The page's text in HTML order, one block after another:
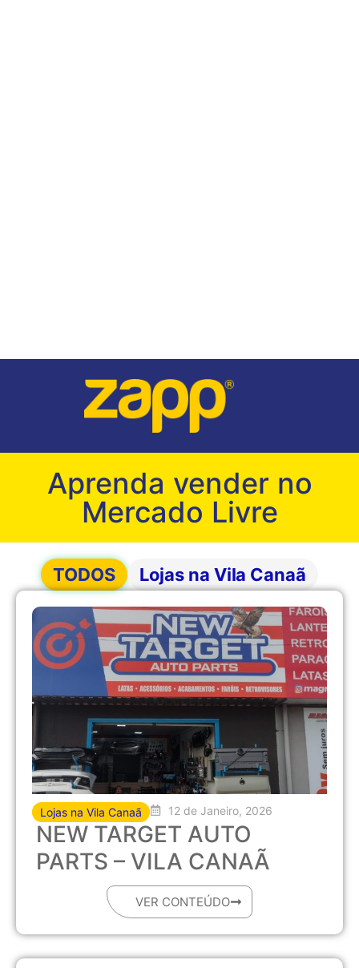
Aprenda vender no
Mercado Livre
Lojas na Vila Canaã
TODOS
Lojas na Vila Canaã 12 de Janeiro, 2026
NEW TARGET AUTO
PARTS – VILA CANAÃ
VER CONTEÚDO